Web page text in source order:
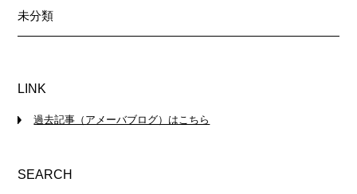
未分類
LINK
過去記事（アメーバブログ）はこちら
SEARCH